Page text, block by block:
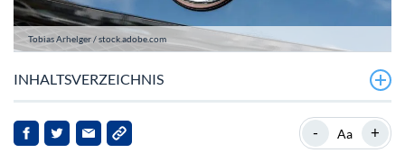
Tobias Arhelger / stock.adobe.com
INHALTSVERZEICHNIS
VW will in 2023 deutlich mehr Fahrzeuge ausliefern
- Aa +